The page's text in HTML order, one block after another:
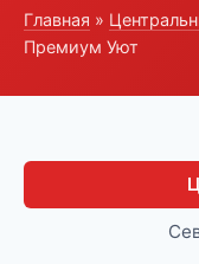
Главная »
Премиум Уют